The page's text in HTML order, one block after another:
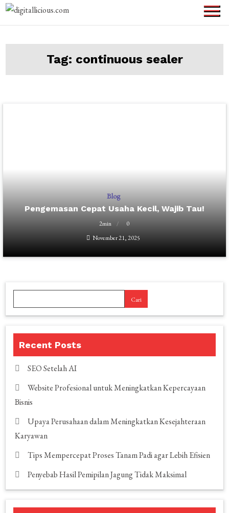
Skip
digitallicious.com
Sharing Digital
Tag: continuous sealer
Blog
Pengemasan Cepat Usaha Kecil, Wajib Tau!
2min
0
November 21, 2025
Cari
Recent Posts
SEO Setelah AI
Website Profesional untuk Meningkatkan Kepercayaan
Bisnis
Upaya Perusahaan dalam Meningkatkan Kesejahteraan
Karyawan
Tips Mempercepat Proses Tanam Padi agar Lebih Efisien
Penyebab Hasil Pemipilan Jagung Tidak Maksimal